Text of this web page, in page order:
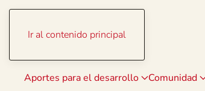
Ir al contenido principal
Aportes para el desarrollo Comunidad